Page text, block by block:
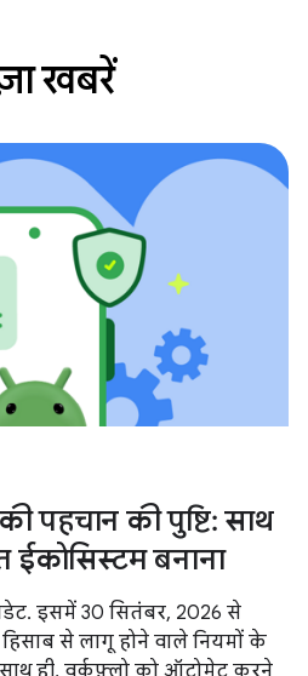
खबरें
पहचान की पुष्टि: साथ
ईकोसिस्टम बनाना
इसमें 30 सितंबर, 2026 से
हिसाब से लागू होने वाले नियमों के
ही, वर्कफ़्लो को ऑटोमेट करने